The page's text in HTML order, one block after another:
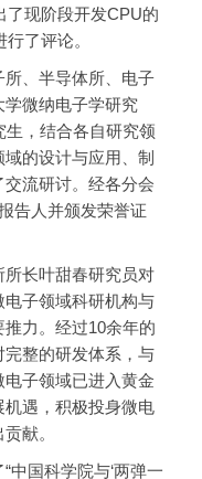
了现阶段开发CPU的
了评论。
、半导体所、电子
学微纳电子学研究
生，结合各自研究领
的设计与应用、制
流研讨。经各分会
告人并颁发荣誉证
长叶甜春研究员对
子领域科研机构与
力。经过10余年的
整的研发体系，与
子领域已进入黄金
遇，积极投身微电
献。
国科学院与‘两弹一